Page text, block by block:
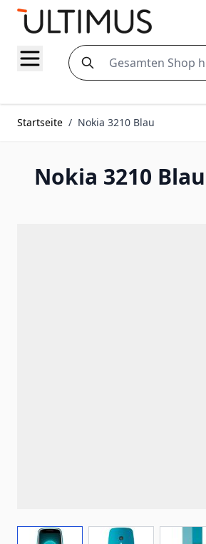
Zum Inhalt springen
Search
Startseite / Nokia 3210 Blau
Nokia 3210 Blau
View larger imageView larger